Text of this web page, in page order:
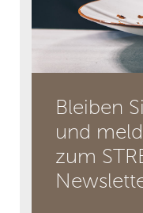
Bleiben
und
zum